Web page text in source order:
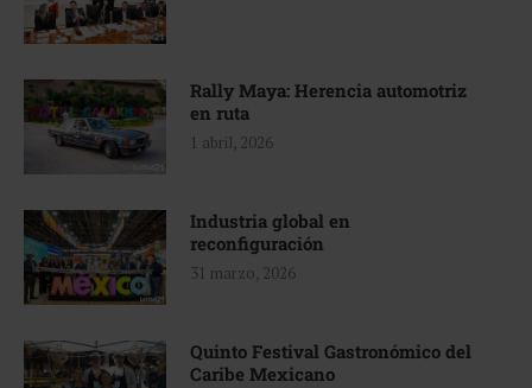
Rally Maya: Herencia automotriz
en ruta
1 abril, 2026
Industria global en
reconfiguración
31 marzo, 2026
Quinto Festival Gastronómico del
Caribe Mexicano